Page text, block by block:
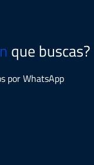
que buscas?
por WhatsApp